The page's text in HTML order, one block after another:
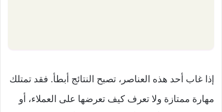
إذا غاب أحد هذه العناصر، تصبح النتائج أبطأ. فقد تمتلك
مهارة ممتازة ولا تعرف كيف تعرضها على العملاء، أو